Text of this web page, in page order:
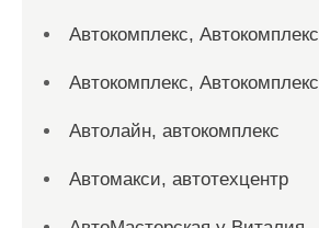
Автокомплекс, Автокомплекс
Автокомплекс, Автокомплекс
Автолайн, автокомплекс
Автомакси, автотехцентр